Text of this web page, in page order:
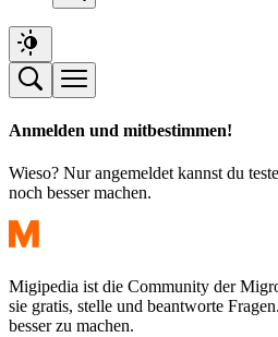
Anmelden und mitbestimmen!
Wieso? Nur angemeldet kannst du
noch besser machen.
Migipedia ist die Community der
sie gratis, stelle und beantworte
besser zu machen.